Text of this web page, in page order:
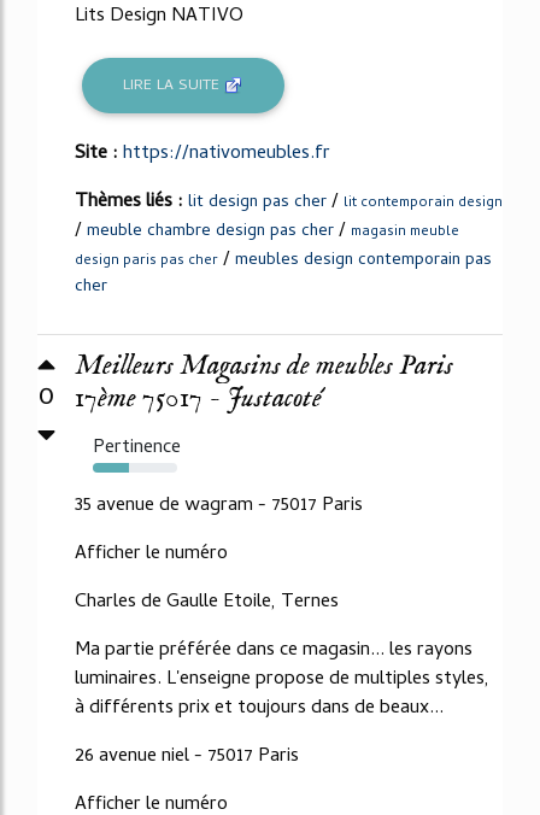
Lits Design NATIVO
LIRE LA SUITE
Site :https://nativomeubles.fr
Thèmes liés : lit design pas cher/ lit contemporain design
/meuble chambre design pas cher/ magasin meuble
design paris pas cher /meubles design contemporain pas
cher
0
Meilleurs Magasins de meubles Paris
17ème 75017 - Justacoté
Pertinence
43%
35 avenue de wagram - 75017 Paris
Afficher le numéro
Charles de Gaulle Etoile, Ternes
Ma partie préférée dans ce magasin... les rayons
luminaires. L'enseigne propose de multiples styles,
à différents prix et toujours dans de beaux...
26 avenue niel - 75017 Paris
Afficher le numéro